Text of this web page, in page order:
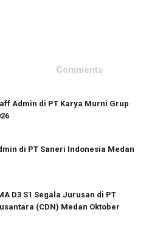
Comments
Admin di PT Karya Murni Grup
di PT Saneri Indonesia Medan
D3 S1 Segala Jurusan di PT
(CDN) Medan Oktober